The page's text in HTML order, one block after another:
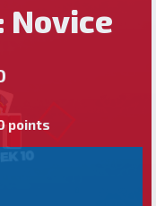
Novice
points